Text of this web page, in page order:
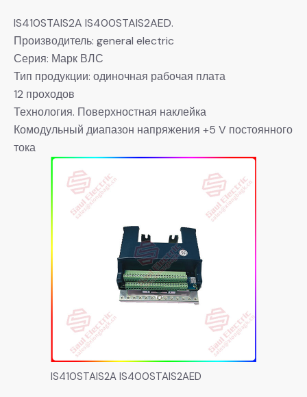
IS410STAIS2A IS400STAIS2AED.
Производитель: general electric
Серия: Марк ВЛС
Тип продукции: одиночная рабочая плата
12 проходов
Технология. Поверхностная наклейка
Комодульный диапазон напряжения +5 V постоянного
тока
IS410STAIS2A IS400STAIS2AED